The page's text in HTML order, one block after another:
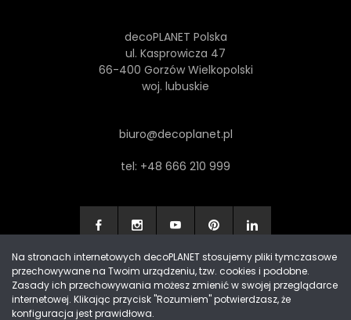
decoPLANET Polska
ul. Kasprowicza 47
66-400 Gorzów Wielkopolski
woj. lubuskie
biuro@decoplanet.pl
tel: +48 666 210 999
Made with by Progres Media & decoPLANET
Na stronach internetowych decoPLANET stosujemy pliki tymczasowe
przechowywane na Twoim urządzeniu, tzw. cookies i podobne.
Zasady ich przechowywania możesz zmienić w swojej przeglądarce
internetowej. Klikając przycisk "Rozumiem" potwierdzasz, że
konfiguracja jest prawidłowa.